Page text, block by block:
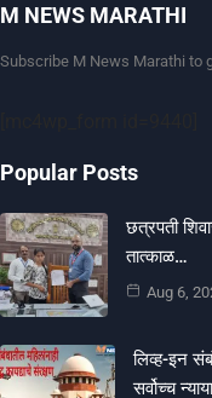
M NEWS MARATHI
Subscribe M News Marathi to
Popular Posts
छत्रपती
तात्काळ…
Aug 6,
लिव्ह-इन
सर्वोच्च